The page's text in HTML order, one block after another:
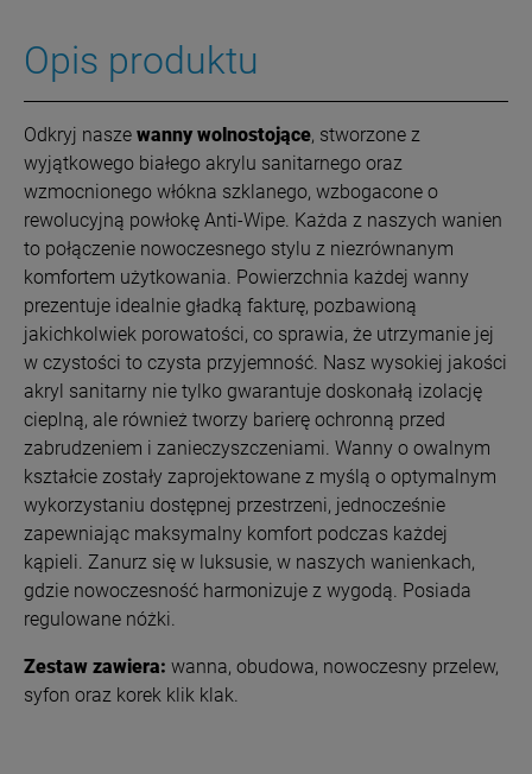
Opis produktu
Odkryj nasze wanny wolnostojące, stworzone z
wyjątkowego białego akrylu sanitarnego oraz
wzmocnionego włókna szklanego, wzbogacone o
rewolucyjną powłokę Anti-Wipe. Każda z naszych wanien
to połączenie nowoczesnego stylu z niezrównanym
komfortem użytkowania. Powierzchnia każdej wanny
prezentuje idealnie gładką fakturę, pozbawioną
jakichkolwiek porowatości, co sprawia, że utrzymanie jej
w czystości to czysta przyjemność. Nasz wysokiej jakości
akryl sanitarny nie tylko gwarantuje doskonałą izolację
cieplną, ale również tworzy barierę ochronną przed
zabrudzeniem i zanieczyszczeniami. Wanny o owalnym
kształcie zostały zaprojektowane z myślą o optymalnym
wykorzystaniu dostępnej przestrzeni, jednocześnie
zapewniając maksymalny komfort podczas każdej
kąpieli. Zanurz się w luksusie, w naszych wanienkach,
gdzie nowoczesność harmonizuje z wygodą. Posiada
regulowane nóżki.
Zestaw zawiera: wanna, obudowa, nowoczesny przelew,
syfon oraz korek klik klak.